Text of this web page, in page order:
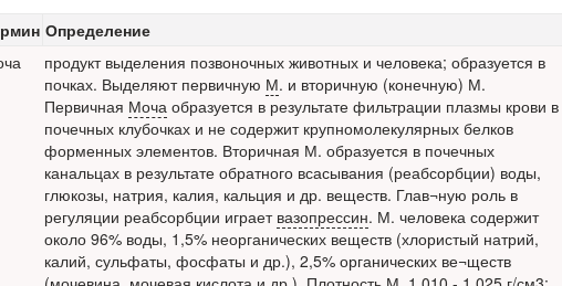
Определение
продукт выделения позвоночных животных и человека; образуется в
почках. Выделяют первичную М. и вторичную (конечную) М.
Первичная Моча образуется в результате фильтрации плазмы крови в
почечных клубочках и не содержит крупномолекулярных белков
форменных элементов. Вторичная М. образуется в почечных
канальцах в результате обратного всасывания (реабсорбции) воды,
глюкозы, натрия, калия, кальция и др. веществ. Глав¬ную роль в
регуляции реабсорбции играет вазопрессин. М. человека содержит
около 96% воды, 1,5% неорганических веществ (хлористый натрий,
калий, сульфаты, фосфаты и др.), 2,5% органических ве¬ществ